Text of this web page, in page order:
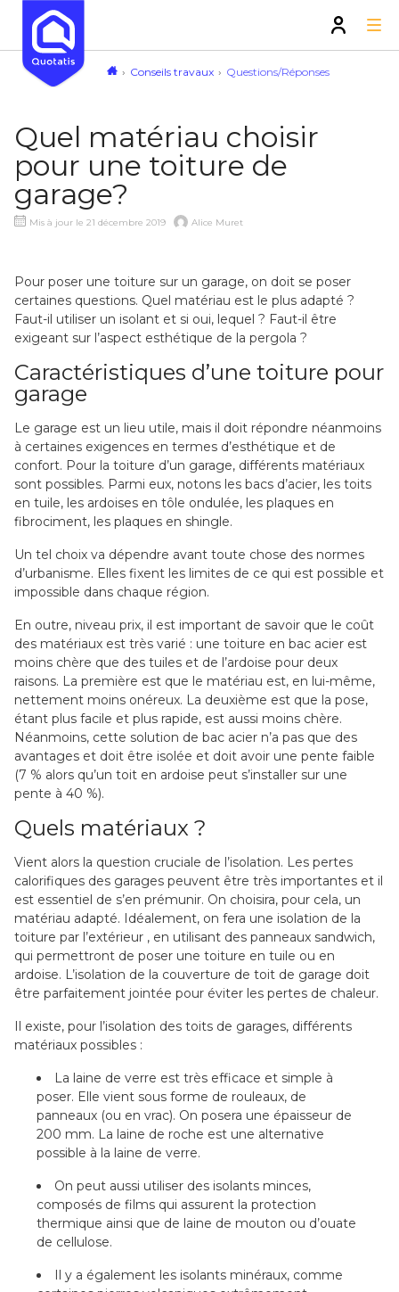
Conseils travaux Questions/Réponses
Quel matériau choisir
pour une toiture de
garage?
Mis à jour le 21 décembre 2019 Alice Muret
Pour poser une toiture sur un garage, on doit se poser
certaines questions. Quel matériau est le plus adapté ?
Faut-il utiliser un isolant et si oui, lequel ? Faut-il être
exigeant sur l’aspect esthétique de la pergola ?
Caractéristiques d’une toiture pour
garage
Le garage est un lieu utile, mais il doit répondre néanmoins
à certaines exigences en termes d’esthétique et de
confort. Pour la toiture d’un garage, différents matériaux
sont possibles. Parmi eux, notons les bacs d’acier, les toits
en tuile, les ardoises en tôle ondulée, les plaques en
fibrociment, les plaques en shingle.
Un tel choix va dépendre avant toute chose des normes
d’urbanisme. Elles fixent les limites de ce qui est possible et
impossible dans chaque région.
En outre, niveau prix, il est important de savoir que le coût
des matériaux est très varié : une toiture en bac acier est
moins chère que des tuiles et de l’ardoise pour deux
raisons. La première est que le matériau est, en lui-même,
nettement moins onéreux. La deuxième est que la pose,
étant plus facile et plus rapide, est aussi moins chère.
Néanmoins, cette solution de bac acier n’a pas que des
avantages et doit être isolée et doit avoir une pente faible
(7 % alors qu’un toit en ardoise peut s’installer sur une
pente à 40 %).
Quels matériaux ?
Vient alors la question cruciale de l’isolation. Les pertes
calorifiques des garages peuvent être très importantes et il
est essentiel de s’en prémunir. On choisira, pour cela, un
matériau adapté. Idéalement, on fera une isolation de la
toiture par l’extérieur , en utilisant des panneaux sandwich,
qui permettront de poser une toiture en tuile ou en
ardoise. L’isolation de la couverture de toit de garage doit
être parfaitement jointée pour éviter les pertes de chaleur.
Il existe, pour l’isolation des toits de garages, différents
matériaux possibles :
La laine de verre est très efficace et simple à
poser. Elle vient sous forme de rouleaux, de
panneaux (ou en vrac). On posera une épaisseur de
200 mm. La laine de roche est une alternative
possible à la laine de verre.
On peut aussi utiliser des isolants minces,
composés de films qui assurent la protection
thermique ainsi que de laine de mouton ou d’ouate
de cellulose.
Il y a également les isolants minéraux, comme